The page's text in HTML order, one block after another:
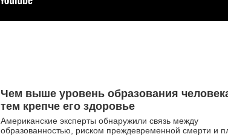
Чем выше уровень образования
тем крепче его здоровье
Американские эксперты обнаружили связь между
образованностью, риском преждевременной смерти и